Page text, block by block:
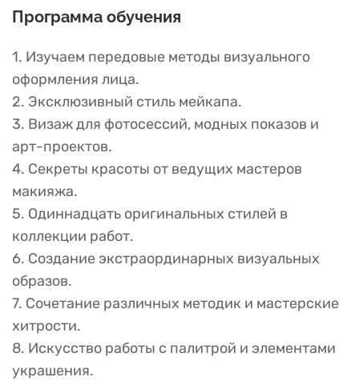
Программа обучения
1. Изучаем передовые методы визуального
оформления лица.
2. Эксклюзивный стиль мейкапа.
3. Визаж для фотосессий, модных показов и
арт-проектов.
4. Секреты красоты от ведущих мастеров
макияжа.
5. Одиннадцать оригинальных стилей в
коллекции работ.
6. Создание экстраординарных визуальных
образов.
7. Сочетание различных методик и мастерские
хитрости.
8. Искусство работы с палитрой и элементами
украшения.